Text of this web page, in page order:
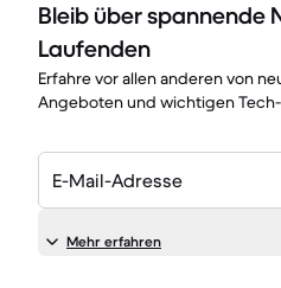
Bleib über spannende
Laufenden
Erfahre vor allen anderen von
Angeboten und wichtigen
E-Mail-Adresse
Mehr erfahren